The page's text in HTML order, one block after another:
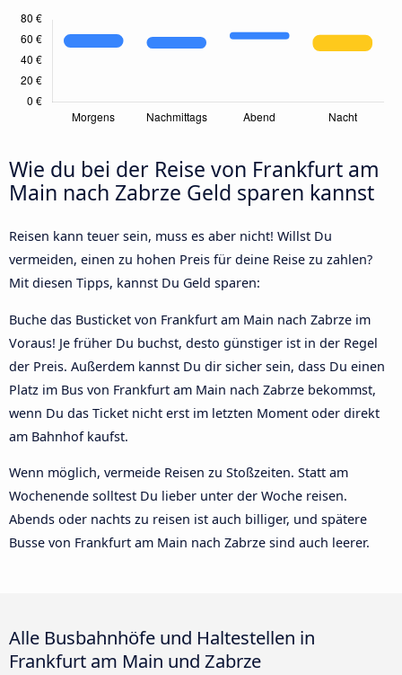
Wie du bei der Reise von Frankfurt am
Main nach Zabrze Geld sparen kannst
Reisen kann teuer sein, muss es aber nicht! Willst Du
vermeiden, einen zu hohen Preis für deine Reise zu zahlen?
Mit diesen Tipps, kannst Du Geld sparen:
Buche das Busticket von Frankfurt am Main nach Zabrze im
Voraus! Je früher Du buchst, desto günstiger ist in der Regel
der Preis. Außerdem kannst Du dir sicher sein, dass Du einen
Platz im Bus von Frankfurt am Main nach Zabrze bekommst,
wenn Du das Ticket nicht erst im letzten Moment oder direkt
am Bahnhof kaufst.
Wenn möglich, vermeide Reisen zu Stoßzeiten. Statt am
Wochenende solltest Du lieber unter der Woche reisen.
Abends oder nachts zu reisen ist auch billiger, und spätere
Busse von Frankfurt am Main nach Zabrze sind auch leerer.
Alle Busbahnhöfe und Haltestellen in
Frankfurt am Main und Zabrze